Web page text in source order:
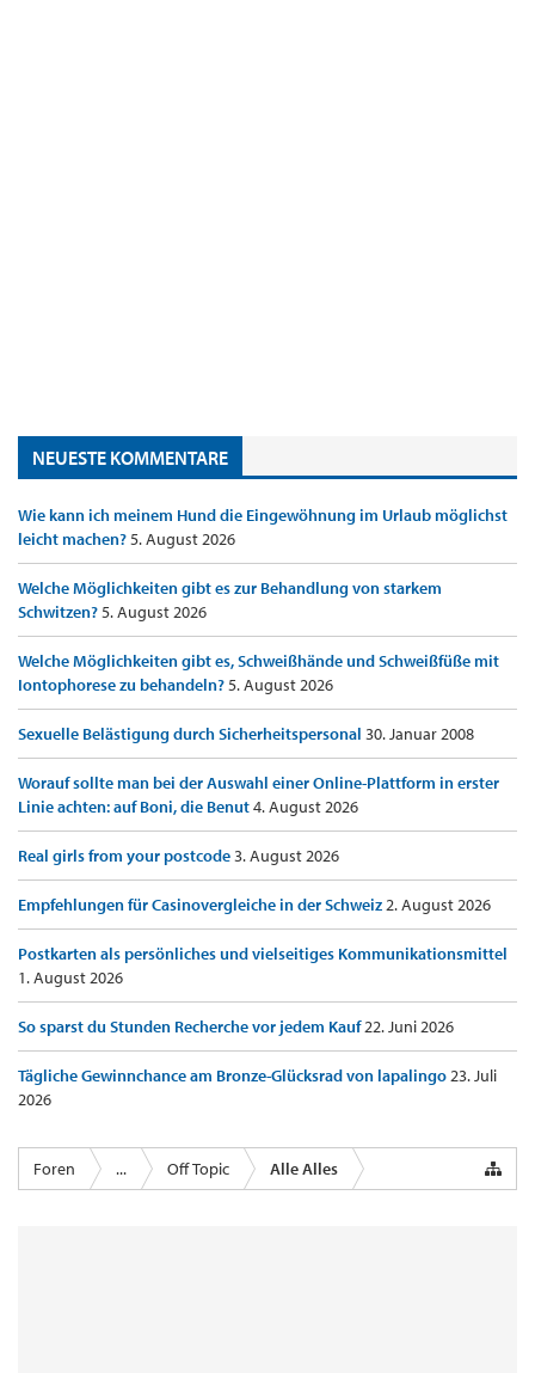
NEUESTE KOMMENTARE
Wie kann ich meinem Hund die Eingewöhnung im Urlaub möglichst
leicht machen?5. August 2026
Welche Möglichkeiten gibt es zur Behandlung von starkem
Schwitzen?5. August 2026
Welche Möglichkeiten gibt es, Schweißhände und Schweißfüße mit
Iontophorese zu behandeln?5. August 2026
Sexuelle Belästigung durch Sicherheitspersonal 30. Januar 2008
Worauf sollte man bei der Auswahl einer Online-Plattform in erster
Linie achten: auf Boni, die Benut4. August 2026
Real girls from your postcode3. August 2026
Empfehlungen für Casinovergleiche in der Schweiz2. August 2026
Postkarten als persönliches und vielseitiges Kommunikationsmittel
1. August 2026
So sparst du Stunden Recherche vor jedem Kauf22. Juni 2026
Tägliche Gewinnchance am Bronze-Glücksrad von lapalingo23. Juli
2026
Foren ... Off Topic Alle Alles